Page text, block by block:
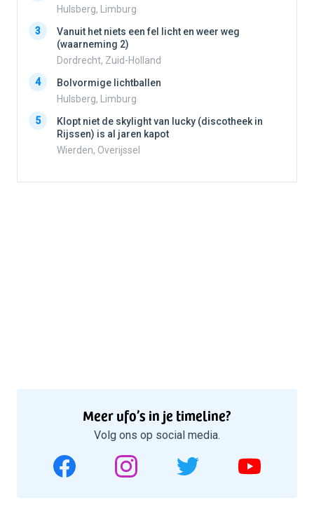
Hulsberg, Limburg
3
Vanuit het niets een fel licht en weer weg
(waarneming 2)
Dordrecht, Zuid-Holland
4
Bolvormige lichtballen
Hulsberg, Limburg
5
Klopt niet de skylight van lucky (discotheek in
Rijssen) is al jaren kapot
Wierden, Overijssel
Meer ufo’s in je timeline?
Volg ons op social media.